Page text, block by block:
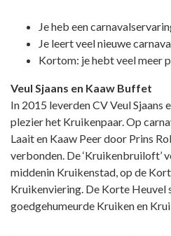
Je heb een
Je leert veel nieuwe
Kortom: je hebt veel meer
Veul Sjaans en Kaaw Buffet
In 2015 leverden CV Veul
plezier het Kruikenpaar. Op
Laait en Kaaw Peer door Prins
verbonden. De ‘Kruikenbruiloft’
middenin Kruikenstad, op de
Kruikenviering. De Korte Heuvel
goedgehumeurde Kruiken en